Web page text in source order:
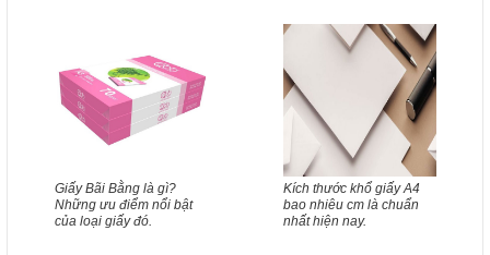
Giấy Bãi Bằng là gì?
Những ưu điểm nổi bật
của loại giấy đó.
Kích thước khổ giấy A4
bao nhiêu cm là chuẩn
nhất hiện nay.